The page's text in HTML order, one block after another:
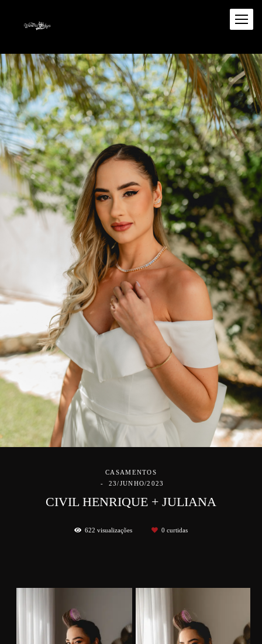
CASAMENTOS
23/JUNHO/2023
CIVIL HENRIQUE + JULIANA
622 visualizações 0 curtidas